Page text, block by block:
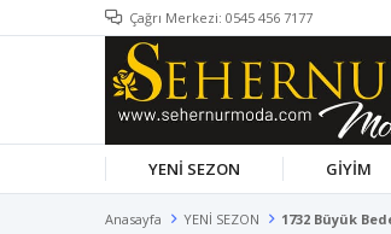
Çağrı Merkezi: 0545 456 7177
YENİ SEZON GİYİM
Anasayfa YENİ SEZON 1732 Büyük